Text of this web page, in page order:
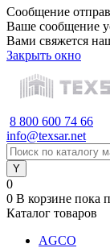
Сообщение
Ваше сообщение
Вами свяжется
Закрыть окно
8 800 600 74 66
info@texsar.net
0
0 В корзине пока
Каталог товаров
AGCO